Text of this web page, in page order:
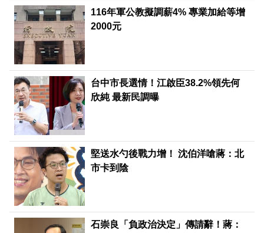
116年軍公教擬調薪4% 專業加給等增
2000元
台中市長選情！江啟臣38.2%領先何
欣純 最新民調曝
堅送水勺後戰力增！ 沈伯洋嗆蔣：北
市卡到陰
石崇良「負政治決定」傳請辭！蔣：